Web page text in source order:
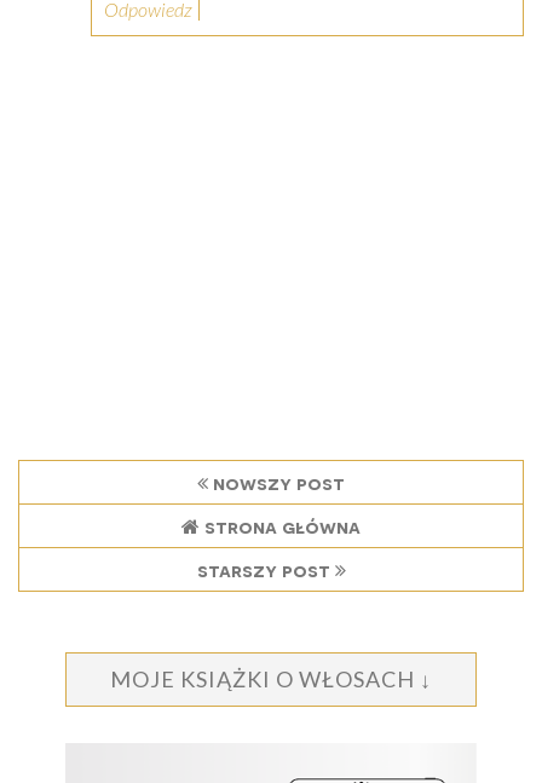
Odpowiedz
nowszy post
strona główna
starszy post
MOJE KSIĄŻKI O WŁOSACH ↓